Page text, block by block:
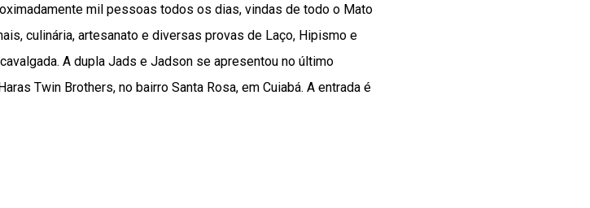
mil pessoas todos os dias, vindas de todo o Mato
culinária, artesanato e diversas provas de Laço, Hipismo e
A dupla Jads e Jadson se apresentou no último
Twin Brothers, no bairro Santa Rosa, em Cuiabá. A entrada é